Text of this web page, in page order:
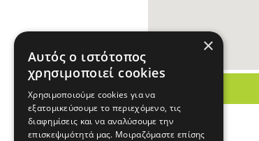
×
Αυτός ο ιστότοπος
χρησιμοποιεί cookies
Χρησιμοποιούμε cookies για να
εξατομικεύσουμε το περιεχόμενο, τις
διαφημίσεις και να αναλύσουμε την
επισκεψιμότητά μας. Μοιραζόμαστε επίσης